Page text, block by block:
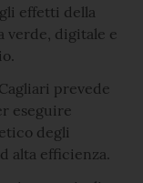
effetti della
verde, digitale e
prevede
eseguire
degli
alta efficienza.